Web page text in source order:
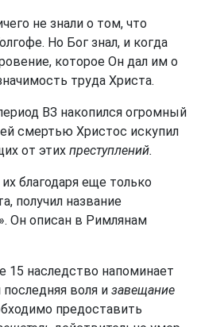
не знали о том, что
Но Бог знал, и когда
которое Он дал им о
труда Христа.
ВЗ накопился огромный
смертью Христос искупил
от этих преступлений.
благодаря еще только
получил название
Он описан в Римлянам
15 наследство напоминает
воля и завещание
предоставить